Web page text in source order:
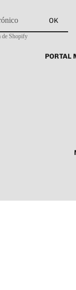
PORTAL
OK
de Shopify